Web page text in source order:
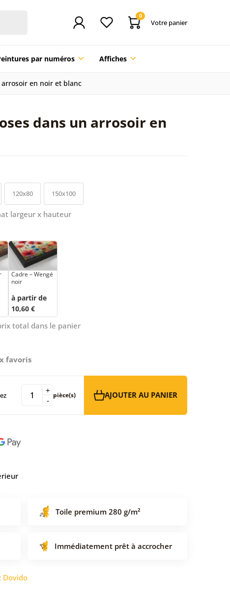
0
Votre panier
par numéros Affiches
arrosoir en noir et blanc
dans un arrosoir en
120x80 150x100
largeur x hauteur
Cadre – Wengé
noir
à partir de
10,60 €
total dans le panier
favoris
-
+ pièce(s) AJOUTER AU PANIER
Toile premium 280 g/m²
Immédiatement prêt à accrocher
Dovido